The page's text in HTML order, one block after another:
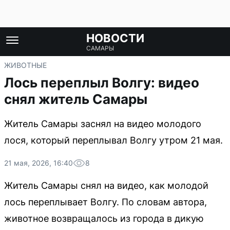
НОВОСТИ
САМАРЫ
ЖИВОТНЫЕ
Лось переплыл Волгу: видео
снял житель Самары
Житель Самары заснял на видео молодого
лося, который переплывал Волгу утром 21 мая.
21 мая, 2026, 16:40 8
Житель Самары снял на видео, как молодой
лось переплывает Волгу. По словам автора,
животное возвращалось из города в дикую